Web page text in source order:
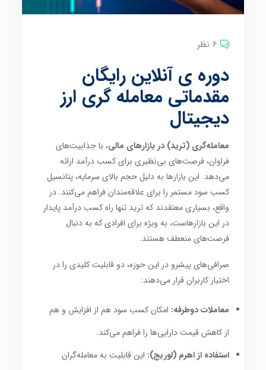
6 نظر
دوره ی آنلاین رایگان
مقدماتی معامله گری ارز
دیجیتال
معامله‌گری (ترید) در بازارهای مالی، با جذابیت‌های
فراوان، فرصت‌های بی‌نظیری برای کسب درآمد ارائه
می‌دهد. این بازارها به دلیل حجم بالای سرمایه، پتانسیل
کسب سود مستمر را برای علاقه‌مندان فراهم می‌کنند. در
واقع، بسیاری معتقدند که ترید تنها راه کسب درآمد پایدار
در این بازارهاست، به ویژه برای افرادی که به دنبال
فرصت‌های منعطف هستند.
صرافی‌های پیشرو در این حوزه، دو قابلیت کلیدی را در
اختیار کاربران قرار می‌دهند:
معاملات دوطرفه: امکان کسب سود هم از افزایش و هم
از کاهش قیمت دارایی‌ها را فراهم می‌کند.
استفاده از اهرم (لوریج): این قابلیت به معامله‌گران